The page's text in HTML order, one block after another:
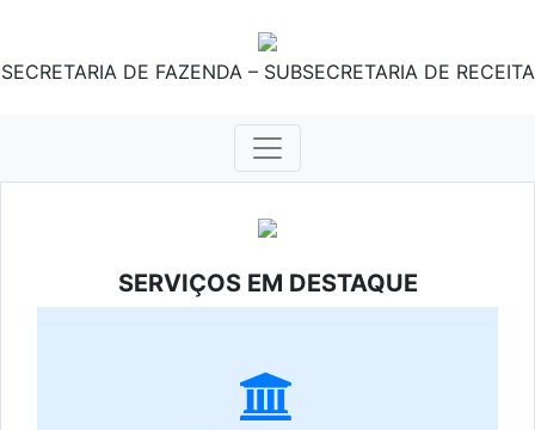
SECRETARIA DE FAZENDA – SUBSECRETARIA DE RECEITA
SERVIÇOS EM DESTAQUE